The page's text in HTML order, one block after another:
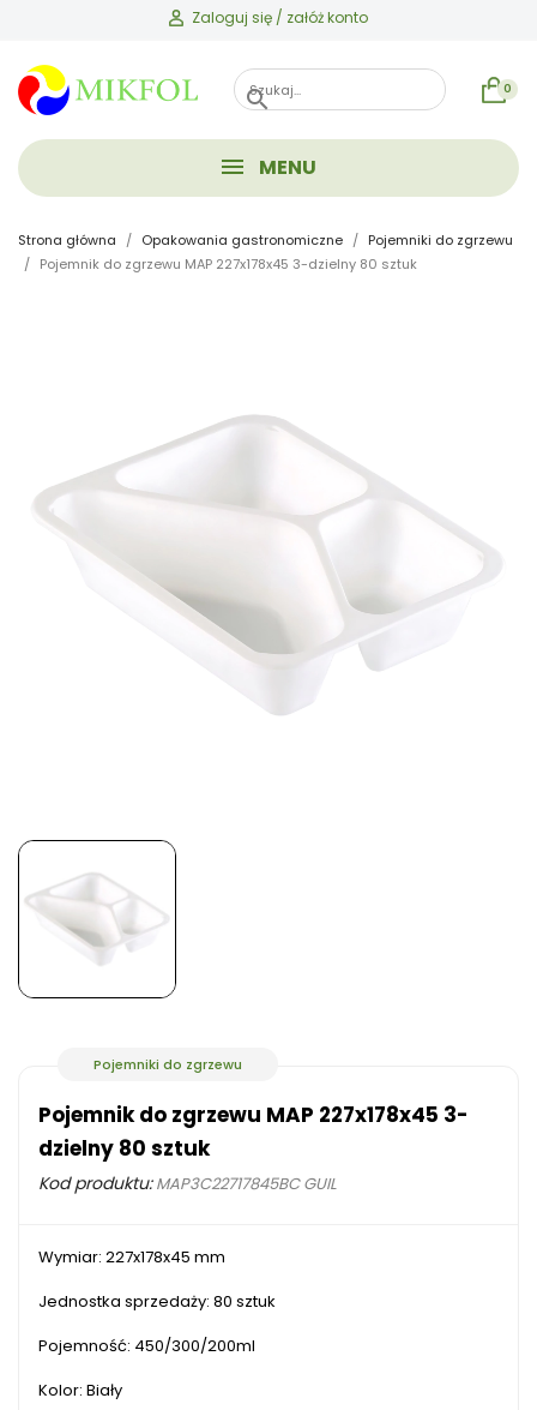
Zaloguj się / załóż konto
search 0
MENU
Strona główna Opakowania gastronomiczne
Pojemniki do zgrzewu
Pojemnik do zgrzewu MAP 227x178x45 3-dzielny 80 sztuk
Pojemniki do zgrzewu
Pojemnik do zgrzewu MAP 227x178x45 3-
dzielny 80 sztuk
Kod produktu: MAP3C22717845BC GUIL
Wymiar: 227x178x45 mm
Jednostka sprzedaży: 80 sztuk
Pojemność: 450/300/200ml
Kolor: Biały